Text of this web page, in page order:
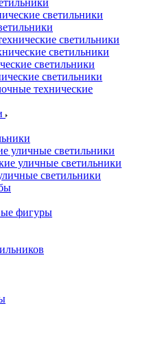
светильники
светильники
светильники
светильники
светильники
технические
уличные светильники
уличные светильники
светильники
фигуры